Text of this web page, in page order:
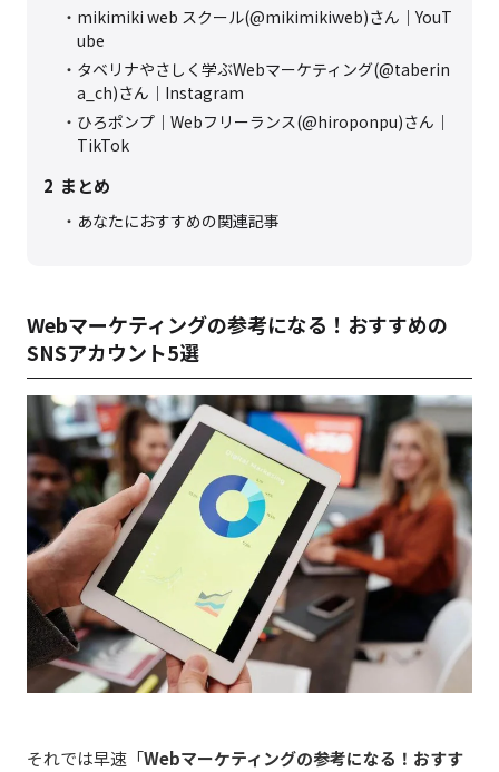
mikimiki web スクール(@mikimikiweb)さん｜YouT
ube
タベリナやさしく学ぶWebマーケティング(@taberin
a_ch)さん｜Instagram
ひろポンプ｜Webフリーランス(@hiroponpu)さん｜
TikTok
2 まとめ
あなたにおすすめの関連記事
Webマーケティングの参考になる！おすすめの
SNSアカウント5選
それでは早速「Webマーケティングの参考になる！おすす